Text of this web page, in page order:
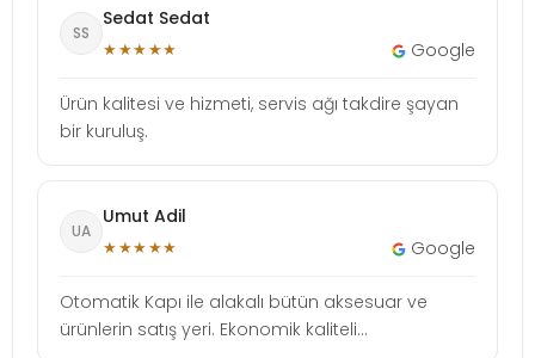
SS
Sedat Sedat
★★★★★ Google
Ürün kalitesi ve hizmeti, servis ağı takdire şayan
bir kuruluş.
UA
Umut Adil
★★★★★ Google
Otomatik Kapı ile alakalı bütün aksesuar ve
ürünlerin satış yeri. Ekonomik kaliteli...